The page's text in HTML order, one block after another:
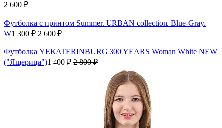
2 600 ₽
Футболка с принтом Summer. URBAN collection. Blue-Gray.
W1 300 ₽ 2 600 ₽
Футболка YEKATERINBURG 300 YEARS Woman White NEW
("Ящерица")1 400 ₽ 2 800 ₽